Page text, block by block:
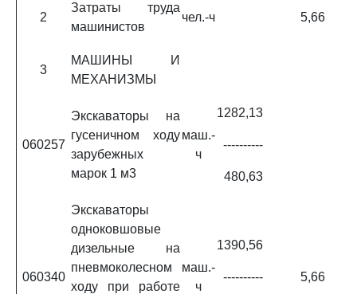
2
Затраты труда
машинистов
чел.-ч 5,66
3
МАШИНЫ И
МЕХАНИЗМЫ
060257
Экскаваторы на
гусеничном ходу
зарубежных
марок 1 м3
маш.-
ч
1282,13
----------
480,63
060340
Экскаваторы
одноковшовые
дизельные на
пневмоколесном
ходу при работе
маш.-
ч
1390,56
---------- 5,66